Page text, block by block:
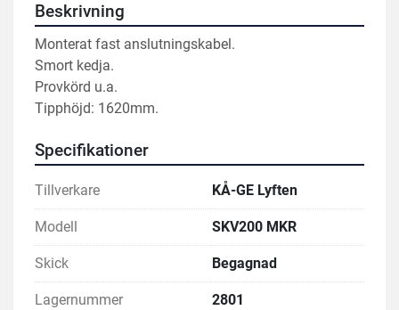
Beskrivning
Monterat fast anslutningskabel.
Smort kedja.
Provkörd u.a.
Tipphöjd: 1620mm.
Specifikationer
Tillverkare KÅ-GE Lyften
Modell SKV200 MKR
Skick Begagnad
Lagernummer 2801